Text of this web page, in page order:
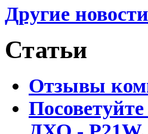
Другие новости
Статьи
Отзывы